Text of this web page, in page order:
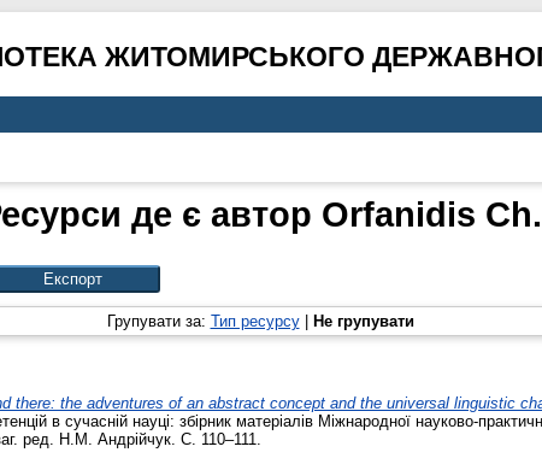
ЖИТОМИРСЬКОГО
де є автор Orfanidis Ch.
Групувати за: Тип ресурсу| Не групувати
there: the adventures of an abstract concept and the universal linguistic
в сучасній науці: збірник матеріалів Міжнародної науково-
ред. Н.М. Андрійчук. С. 110–111.